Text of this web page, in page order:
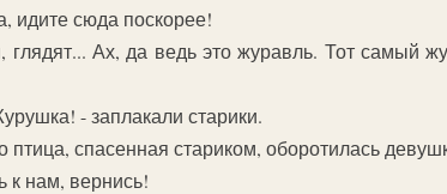
идите сюда поскорее!
глядят... Ах, да ведь это журавль. Тот самый
- заплакали старики.
птица, спасенная стариком, оборотилась
к нам, вернись!